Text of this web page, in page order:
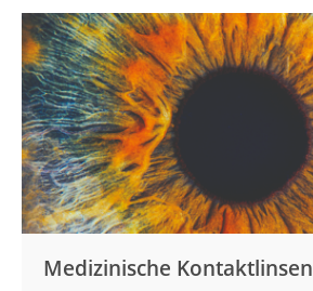
Medizinische Kontaktlinsen